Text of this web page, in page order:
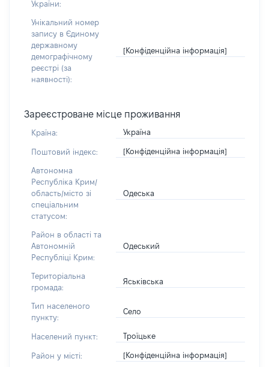
України:
Унікальний номер
запису в Єдиному
державному
демографічному
реєстрі (за
наявності):
[Конфіденційна інформація]
Зареєстроване місце проживання
Країна: Україна
Поштовий індекс: [Конфіденційна інформація]
Автономна
Республіка Крим/
область/місто зі
спеціальним
статусом:
Одеська
Район в області та
Автономній
Республіці Крим:
Одеський
Територіальна
громада:
Яськівська
Тип населеного
пункту:
Село
Населений пункт: Троїцьке
Район у місті: [Конфіденційна інформація]